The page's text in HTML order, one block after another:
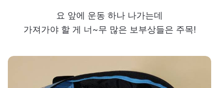
요 앞에 운동 하나 나가는데
가져가야 할 게 너~무 많은 보부상들은 주목!